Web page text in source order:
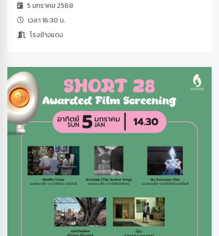
5 มกราคม 2568
เวลา 16:30 น.
โรงช้างแดง